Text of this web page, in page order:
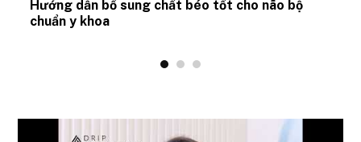
Hướng dẫn bổ sung chất béo tốt cho não bộ
chuẩn y khoa